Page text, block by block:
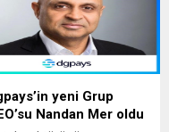
merkezine
Türk Telekom,
iyileştiren teknoloji
iklim kriziyle
konusunda önemli
imza atıyor.
yeni Grup
Nandan Mer oldu